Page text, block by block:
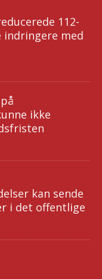
112-
med
ikke
kan sende
i det offentlige